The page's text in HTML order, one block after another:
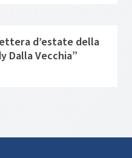
d’estate della
Dalla Vecchia”